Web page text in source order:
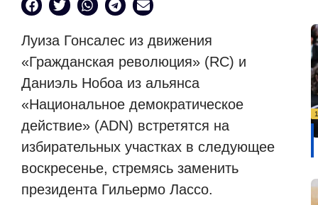
Луиза Гонсалес из движения
«Гражданская революция» (RC) и
Даниэль Нобоа из альянса
«Национальное демократическое
действие» (ADN) встретятся на
избирательных участках в следующее
воскресенье, стремясь заменить
президента Гильермо Лассо.